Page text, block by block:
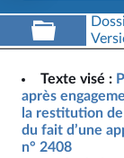
Texte visé :
après
la restitution
du fait d’une
n° 2408